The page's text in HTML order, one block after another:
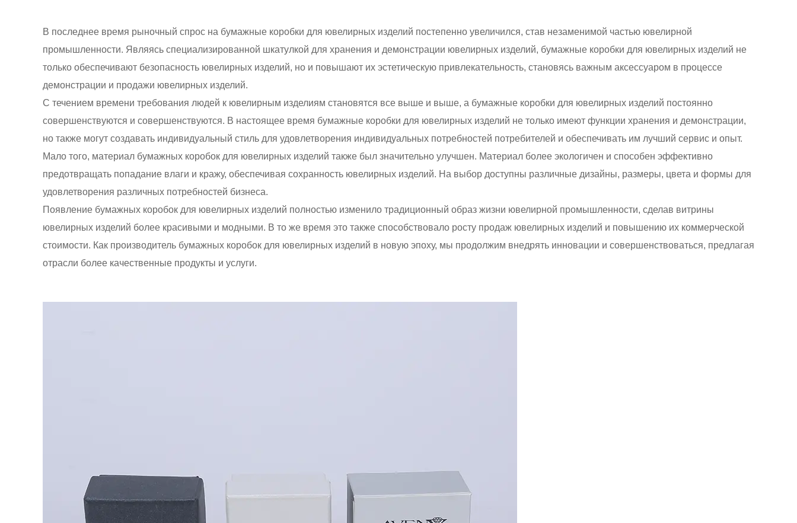
В последнее время рыночный спрос на бумажные коробки для ювелирных изделий постепенно увеличился, став незаменимой частью ювелирной
промышленности. Являясь специализированной шкатулкой для хранения и демонстрации ювелирных изделий, бумажные коробки для ювелирных изделий не
только обеспечивают безопасность ювелирных изделий, но и повышают их эстетическую привлекательность, становясь важным аксессуаром в процессе
демонстрации и продажи ювелирных изделий.
С течением времени требования людей к ювелирным изделиям становятся все выше и выше, а бумажные коробки для ювелирных изделий постоянно
совершенствуются и совершенствуются. В настоящее время бумажные коробки для ювелирных изделий не только имеют функции хранения и демонстрации,
но также могут создавать индивидуальный стиль для удовлетворения индивидуальных потребностей потребителей и обеспечивать им лучший сервис и опыт.
Мало того, материал бумажных коробок для ювелирных изделий также был значительно улучшен. Материал более экологичен и способен эффективно
предотвращать попадание влаги и кражу, обеспечивая сохранность ювелирных изделий. На выбор доступны различные дизайны, размеры, цвета и формы для
удовлетворения различных потребностей бизнеса.
Появление бумажных коробок для ювелирных изделий полностью изменило традиционный образ жизни ювелирной промышленности, сделав витрины
ювелирных изделий более красивыми и модными. В то же время это также способствовало росту продаж ювелирных изделий и повышению их коммерческой
стоимости. Как производитель бумажных коробок для ювелирных изделий в новую эпоху, мы продолжим внедрять инновации и совершенствоваться, предлагая
отрасли более качественные продукты и услуги.